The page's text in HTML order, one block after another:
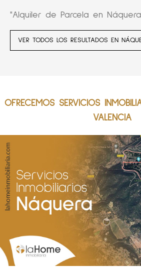
"Alquiler de Parcela en
VER TODOS LOS RESULTADOS EN
OFRECEMOS SERVICIOS
VALENCIA